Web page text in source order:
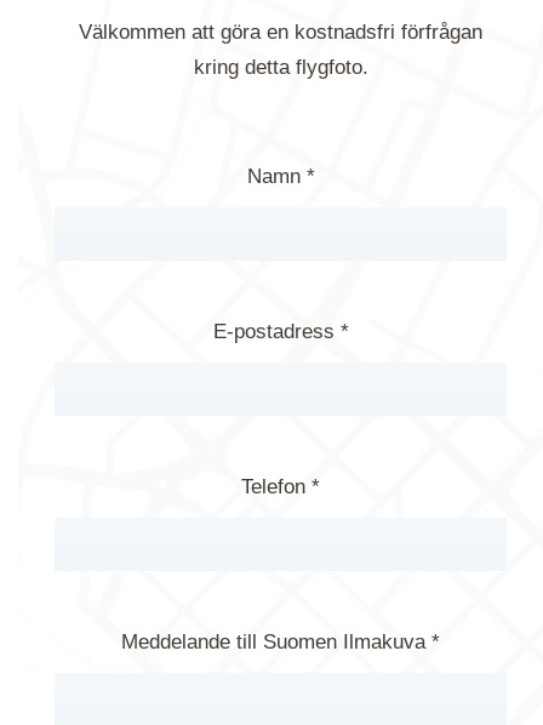
Välkommen att göra en kostnadsfri förfrågan
kring detta flygfoto.
Namn *
E-postadress *
Telefon *
Meddelande till Suomen Ilmakuva *